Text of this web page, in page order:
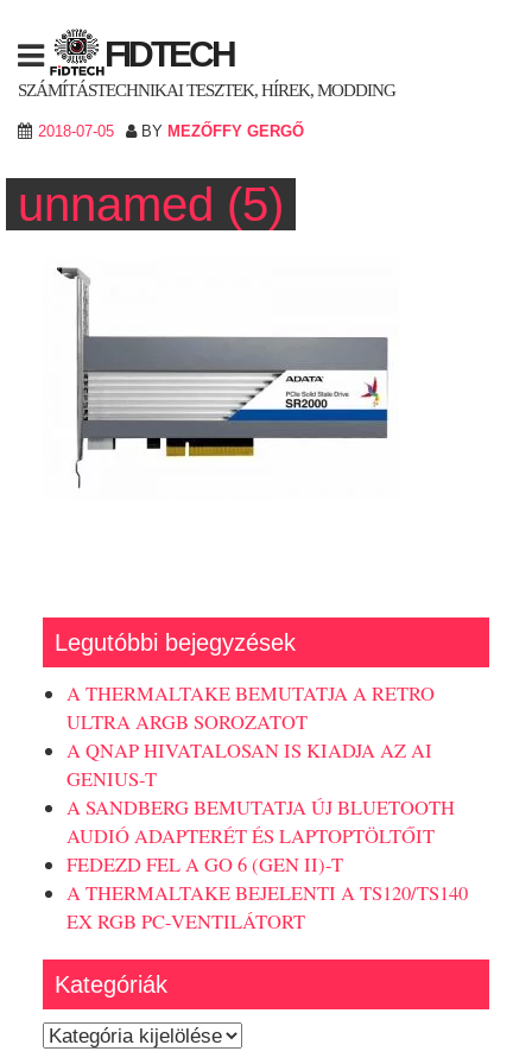
content
FIDTECH
SZÁMÍTÁSTECHNIKAI TESZTEK, HÍREK, MODDING
2018-07-05 BY MEZŐFFY GERGŐ
unnamed (5)
Legutóbbi bejegyzések
A THERMALTAKE BEMUTATJA A RETRO
ULTRA ARGB SOROZATOT
A QNAP HIVATALOSAN IS KIADJA AZ AI
GENIUS-T
A SANDBERG BEMUTATJA ÚJ BLUETOOTH
AUDIÓ ADAPTERÉT ÉS LAPTOPTÖLTŐIT
FEDEZD FEL A GO 6 (GEN II)-T
A THERMALTAKE BEJELENTI A TS120/TS140
EX RGB PC-VENTILÁTORT
Kategóriák
Kategóriák